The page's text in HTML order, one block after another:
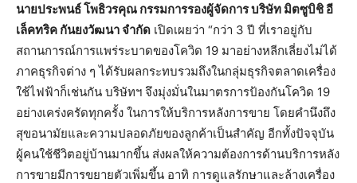
นายประพนธ์ โพธิวรคุณ กรรมการรองผู้จัดการ บริษัท มิตซูบิชิ อี
เล็คทริค กันยงวัฒนา จำกัด เปิดเผยว่า “กว่า 3 ปี ที่เราอยู่กับ
สถานการณ์การแพร่ระบาดของโควิด 19 มาอย่างหลีกเลี่ยงไม่ได้
ภาคธุรกิจต่าง ๆ ได้รับผลกระทบรวมถึงในกลุ่มธุรกิจตลาดเครื่อง
ใช้ไฟฟ้าก็เช่นกัน บริษัทฯ จึงมุ่งมั่นในมาตรการป้องกันโควิด 19
อย่างเคร่งครัดทุกครั้ง ในการให้บริการหลังการขาย โดยคำนึงถึง
สุขอนามัยและความปลอดภัยของลูกค้าเป็นสำคัญ อีกทั้งปัจจุบัน
ผู้คนใช้ชีวิตอยู่บ้านมากขึ้น ส่งผลให้ความต้องการด้านบริการหลัง
การขายมีการขยายตัวเพิ่มขึ้น อาทิ การดูแลรักษาและล้างเครื่อง